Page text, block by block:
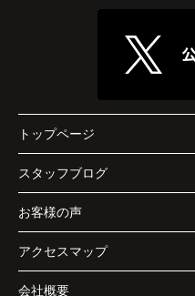
トップページ
スタッフブログ
お客様の声
アクセスマップ
会社概要